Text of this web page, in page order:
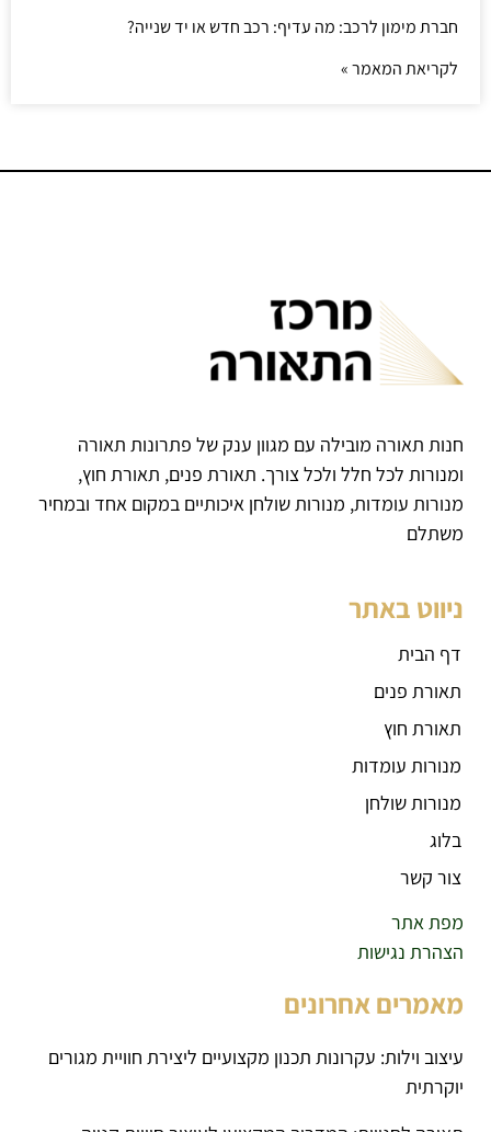
חברת מימון לרכב: מה עדיף: רכב חדש או יד שנייה?
לקריאת המאמר »
חנות תאורה מובילה עם מגוון ענק של פתרונות תאורה
ומנורות לכל חלל ולכל צורך. תאורת פנים, תאורת חוץ,
מנורות עומדות, מנורות שולחן איכותיים במקום אחד ובמחיר
משתלם
ניווט באתר
דף הבית
תאורת פנים
תאורת חוץ
מנורות עומדות
מנורות שולחן
בלוג
צור קשר
מפת אתר
הצהרת נגישות
מאמרים אחרונים
עיצוב וילות: עקרונות תכנון מקצועיים ליצירת חוויית מגורים
יוקרתית